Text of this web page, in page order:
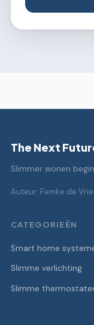
The Next
Slimmer wonen
Auteur: Femke de
CATEGORIEËN
Smart home
Slimme verlichting
Slimme